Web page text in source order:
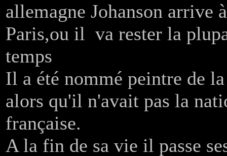
allemagne Johanson arrive à
Paris,ou il va rester la
temps
Il a été nommé peintre de
alors qu'il n'avait pas la
française.
A la fin de sa vie il passe